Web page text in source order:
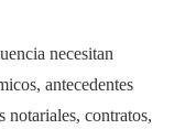
necesitan
antecedentes
notariales, contratos,